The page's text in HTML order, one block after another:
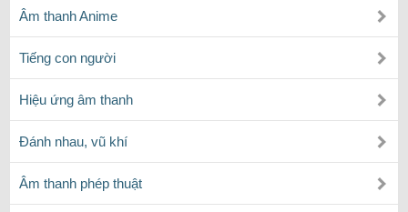
Âm thanh Anime
Tiếng con người
Hiệu ứng âm thanh
Đánh nhau, vũ khí
Âm thanh phép thuật